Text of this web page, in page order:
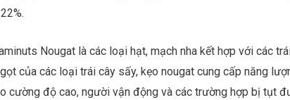
Nougat là các loại hạt, mạch nha kết hợp với các
của các loại trái cây sấy, kẹo nougat cung cấp năng
cường độ cao, người vận động và các trường hợp bị tụt